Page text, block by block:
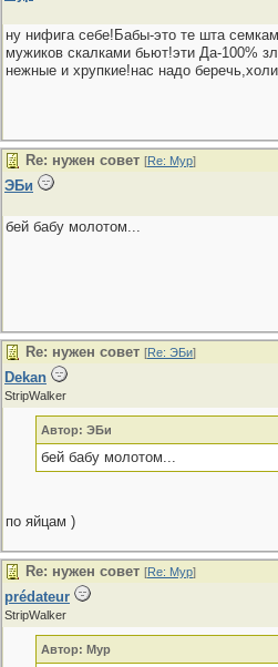
ну нифига себе!Бабы-это те шта
мужиков скалками бьют!эти Да-100%
нежные и хрупкие!нас надо
Re: нужен совет [Re: Мур]
ЭБи
бей бабу молотом...
Re: нужен совет [Re: ЭБи]
Dekan
StripWalker
Автор: ЭБи
бей бабу молотом...
по яйцам )
Re: нужен совет [Re: Мур]
prédateur
StripWalker
Автор: Мур